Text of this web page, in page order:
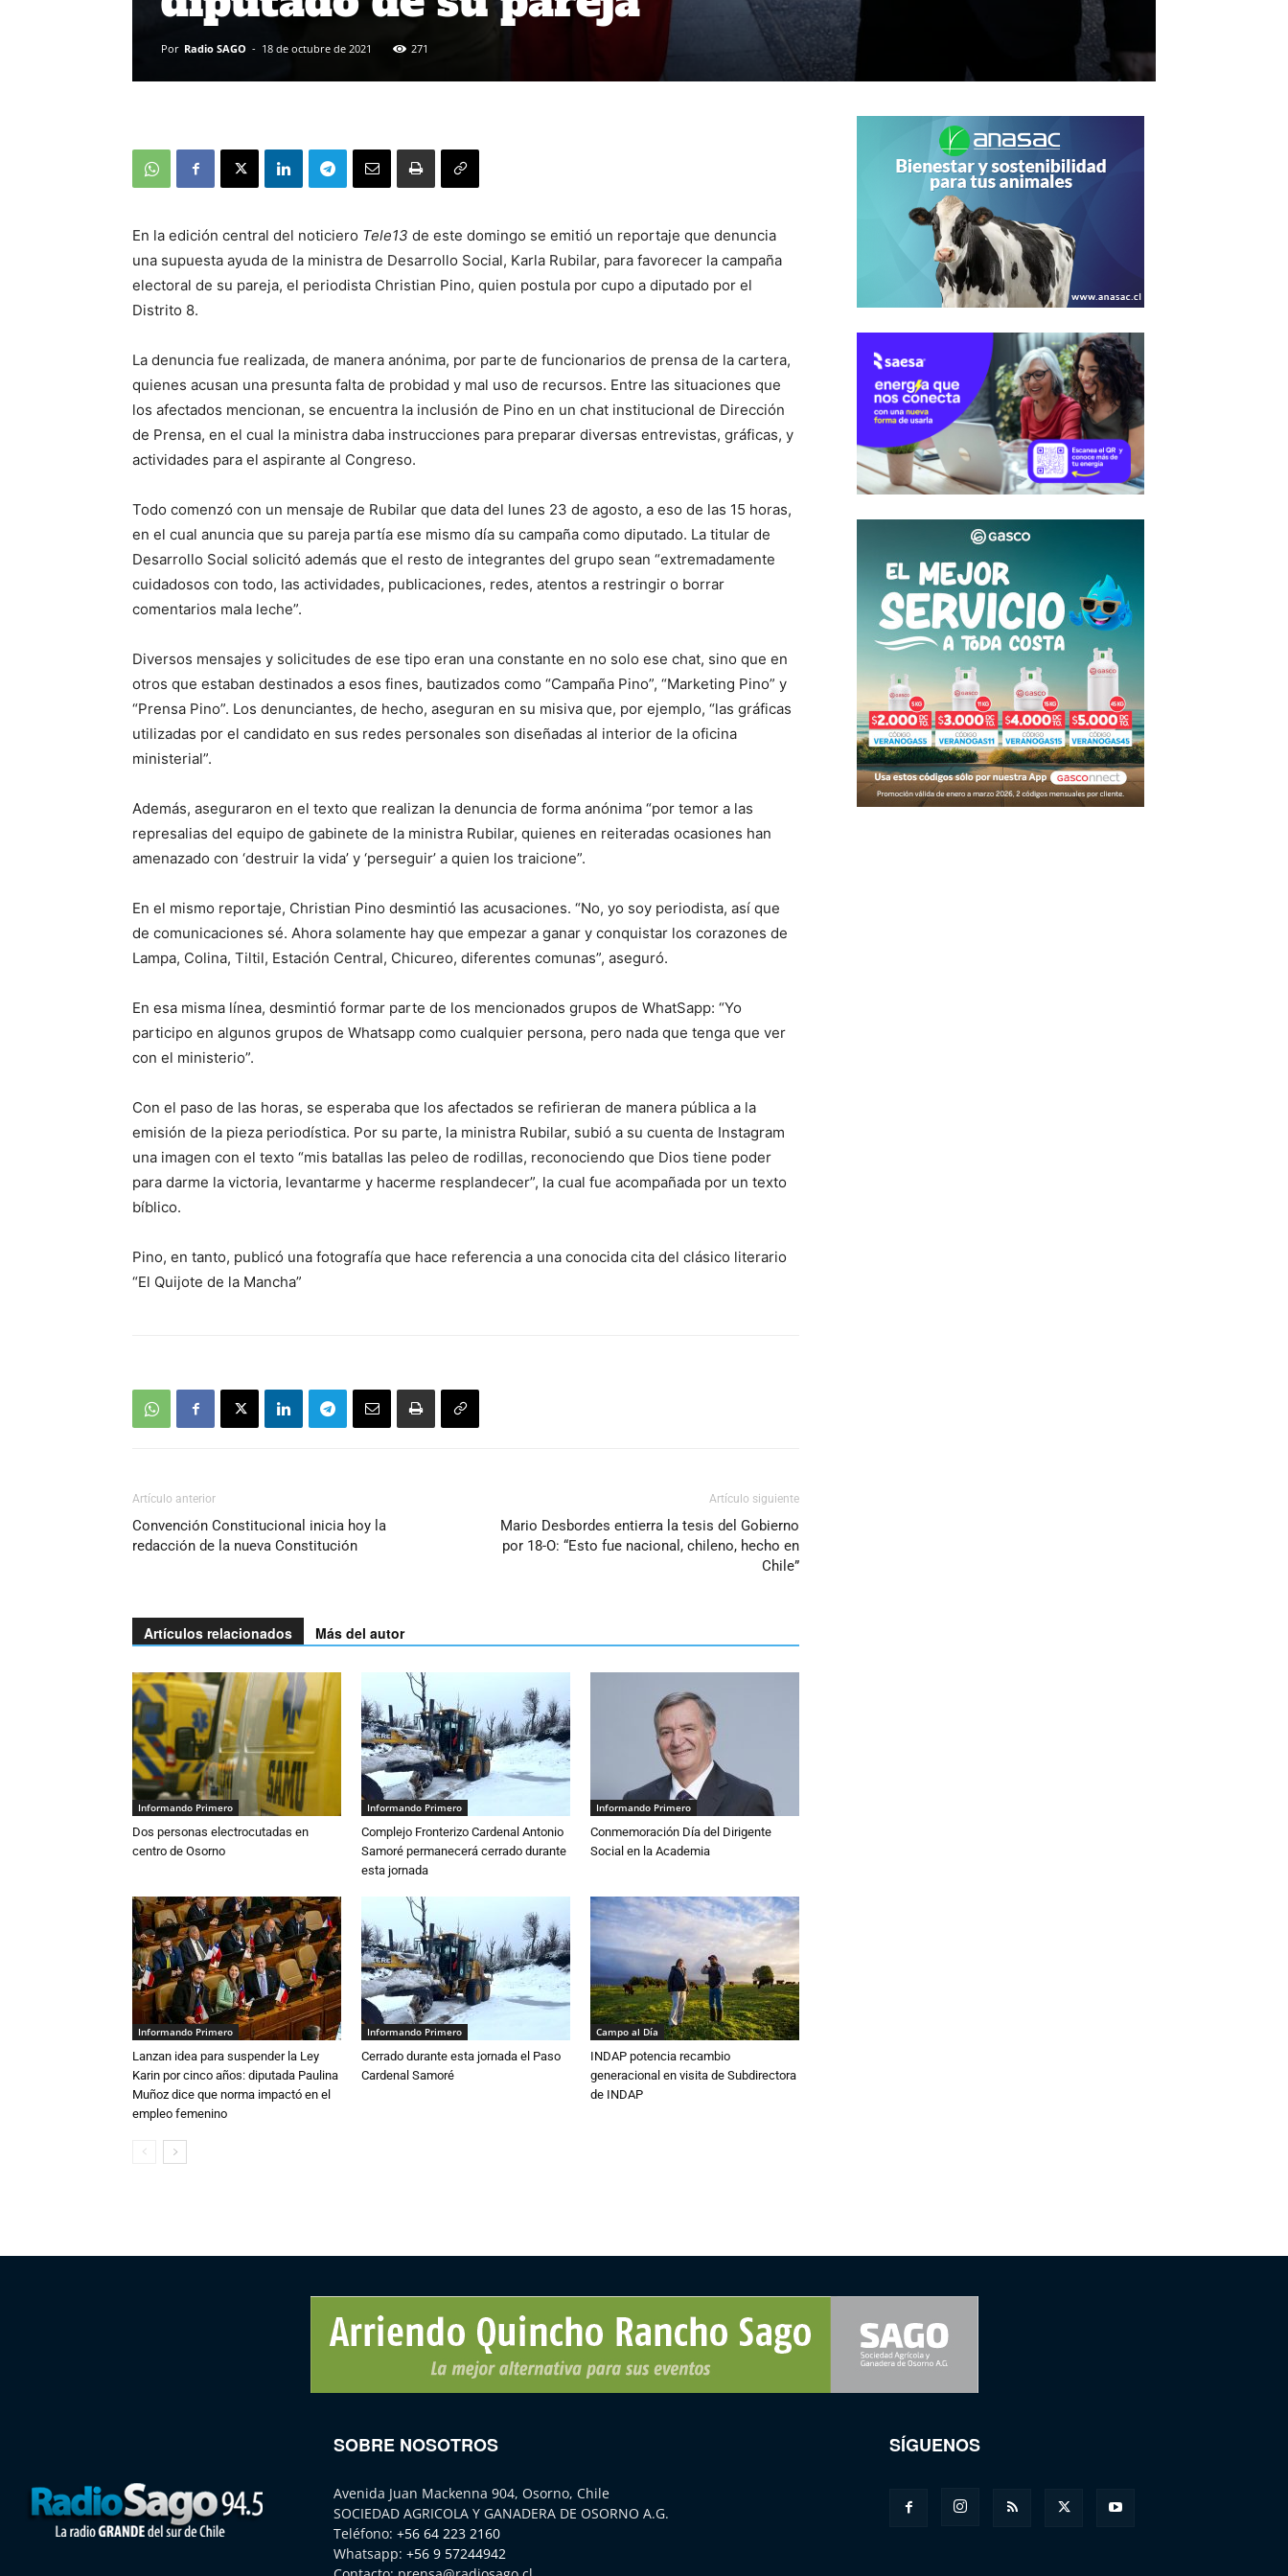
Por Radio SAGO - 18 de octubre de 2021 271
En la edición central del noticiero Tele13 de este domingo se emitió un reportaje que denuncia
una supuesta ayuda de la ministra de Desarrollo Social, Karla Rubilar, para favorecer la campaña
electoral de su pareja, el periodista Christian Pino, quien postula por cupo a diputado por el
Distrito 8.
La denuncia fue realizada, de manera anónima, por parte de funcionarios de prensa de la cartera,
quienes acusan una presunta falta de probidad y mal uso de recursos. Entre las situaciones que
los afectados mencionan, se encuentra la inclusión de Pino en un chat institucional de Dirección
de Prensa, en el cual la ministra daba instrucciones para preparar diversas entrevistas, gráficas, y
actividades para el aspirante al Congreso.
Todo comenzó con un mensaje de Rubilar que data del lunes 23 de agosto, a eso de las 15 horas,
en el cual anuncia que su pareja partía ese mismo día su campaña como diputado. La titular de
Desarrollo Social solicitó además que el resto de integrantes del grupo sean “extremadamente
cuidadosos con todo, las actividades, publicaciones, redes, atentos a restringir o borrar
comentarios mala leche”.
Diversos mensajes y solicitudes de ese tipo eran una constante en no solo ese chat, sino que en
otros que estaban destinados a esos fines, bautizados como “Campaña Pino”, “Marketing Pino” y
“Prensa Pino”. Los denunciantes, de hecho, aseguran en su misiva que, por ejemplo, “las gráficas
utilizadas por el candidato en sus redes personales son diseñadas al interior de la oficina
ministerial”.
Además, aseguraron en el texto que realizan la denuncia de forma anónima “por temor a las
represalias del equipo de gabinete de la ministra Rubilar, quienes en reiteradas ocasiones han
amenazado con ‘destruir la vida’ y ‘perseguir’ a quien los traicione”.
En el mismo reportaje, Christian Pino desmintió las acusaciones. “No, yo soy periodista, así que
de comunicaciones sé. Ahora solamente hay que empezar a ganar y conquistar los corazones de
Lampa, Colina, Tiltil, Estación Central, Chicureo, diferentes comunas”, aseguró.
En esa misma línea, desmintió formar parte de los mencionados grupos de WhatSapp: “Yo
participo en algunos grupos de Whatsapp como cualquier persona, pero nada que tenga que ver
con el ministerio”.
Con el paso de las horas, se esperaba que los afectados se refirieran de manera pública a la
emisión de la pieza periodística. Por su parte, la ministra Rubilar, subió a su cuenta de Instagram
una imagen con el texto “mis batallas las peleo de rodillas, reconociendo que Dios tiene poder
para darme la victoria, levantarme y hacerme resplandecer”, la cual fue acompañada por un texto
bíblico.
Pino, en tanto, publicó una fotografía que hace referencia a una conocida cita del clásico literario
“El Quijote de la Mancha”
Artículo anterior
Convención Constitucional inicia hoy la
redacción de la nueva Constitución
Artículo siguiente
Mario Desbordes entierra la tesis del Gobierno
por 18-O: “Esto fue nacional, chileno, hecho en
Chile”
Artículos relacionados Más del autor
Informando Primero
Dos personas electrocutadas en
centro de Osorno
Informando Primero
Complejo Fronterizo Cardenal Antonio
Samoré permanecerá cerrado durante
esta jornada
Informando Primero
Conmemoración Día del Dirigente
Social en la Academia
Informando Primero
Lanzan idea para suspender la Ley
Karin por cinco años: diputada Paulina
Muñoz dice que norma impactó en el
empleo femenino
Informando Primero
Cerrado durante esta jornada el Paso
Cardenal Samoré
Campo al Día
INDAP potencia recambio
generacional en visita de Subdirectora
de INDAP
SOBRE NOSOTROS
Avenida Juan Mackenna 904, Osorno, Chile
SOCIEDAD AGRICOLA Y GANADERA DE OSORNO A.G.
Teléfono: +56 64 223 2160
Whatsapp: +56 9 57244942
SÍGUENOS